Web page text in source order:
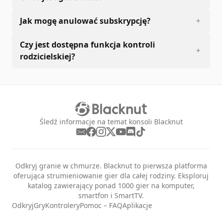
Jak mogę anulować subskrypcję?
Czy jest dostępna funkcja kontroli
rodzicielskiej?
Śledź informacje na temat konsoli Blacknut
Odkryj granie w chmurze. Blacknut to pierwsza platforma
oferująca strumieniowanie gier dla całej rodziny. Eksploruj
katalog zawierający ponad 1000 gier na komputer,
smartfon i SmartTV.
OdkryjGryKontroleryPomoc – FAQAplikacje